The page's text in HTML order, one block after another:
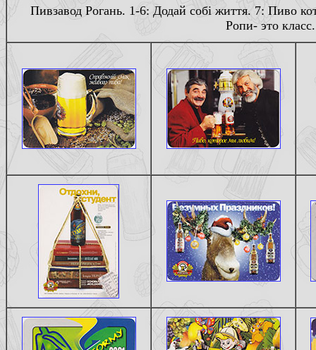
Пивзавод Рогань. 1-6: Додай собi життя. 7: Пиво
Ропи- это